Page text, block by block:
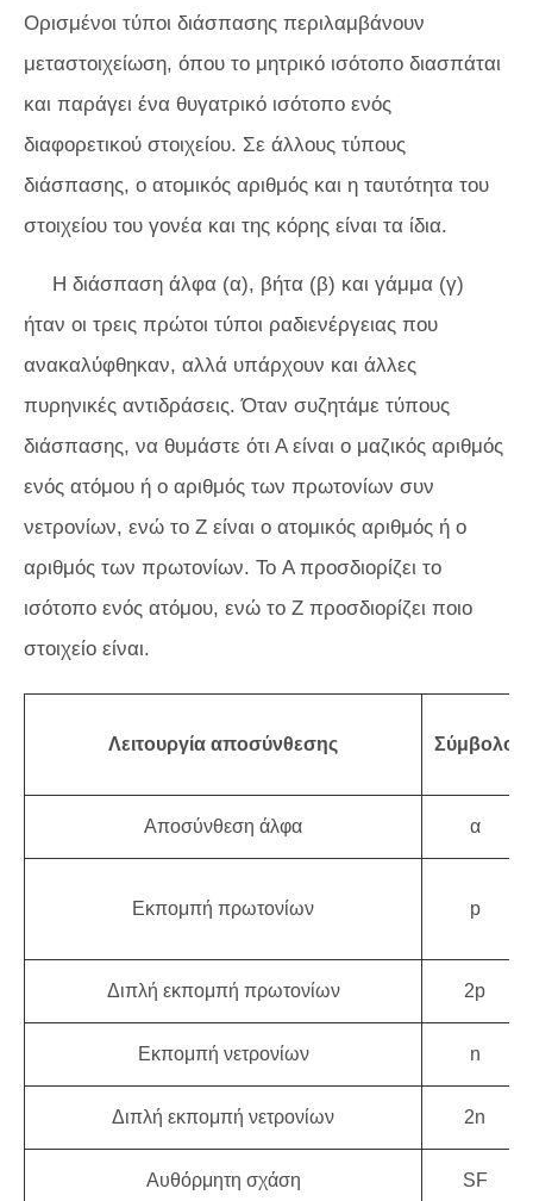
Ορισμένοι τύποι διάσπασης περιλαμβάνουν
μεταστοιχείωση, όπου το μητρικό ισότοπο διασπάται
και παράγει ένα θυγατρικό ισότοπο ενός
διαφορετικού στοιχείου. Σε άλλους τύπους
διάσπασης, ο ατομικός αριθμός και η ταυτότητα του
στοιχείου του γονέα και της κόρης είναι τα ίδια.
Η διάσπαση άλφα (α), βήτα (β) και γάμμα (γ)
ήταν οι τρεις πρώτοι τύποι ραδιενέργειας που
ανακαλύφθηκαν, αλλά υπάρχουν και άλλες
πυρηνικές αντιδράσεις. Όταν συζητάμε τύπους
διάσπασης, να θυμάστε ότι Α είναι ο μαζικός αριθμός
ενός ατόμου ή ο αριθμός των πρωτονίων συν
νετρονίων, ενώ το Z είναι ο ατομικός αριθμός ή ο
αριθμός των πρωτονίων. Το A προσδιορίζει το
ισότοπο ενός ατόμου, ενώ το Z προσδιορίζει ποιο
στοιχείο είναι.
Λειτουργία αποσύνθεσης Σύμβολο
Αποσύνθεση άλφα α
Εκπομπή πρωτονίων p
Διπλή εκπομπή πρωτονίων 2p
Εκπομπή νετρονίων n
Διπλή εκπομπή νετρονίων 2n
Αυθόρμητη σχάση SF